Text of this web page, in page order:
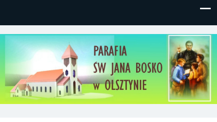
Parafia św, Jana Bosko w
Olsztynie
Gutkowo, ul. Żółkiewskiego 1